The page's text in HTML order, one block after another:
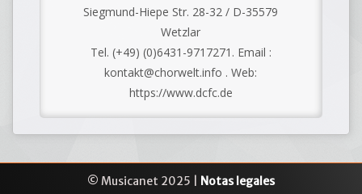
Siegmund-Hiepe Str. 28-32 / D-35579
Wetzlar
Tel. (+49) (0)6431-9717271. Email :
kontakt@chorwelt.info . Web:
https://www.dcfc.de
© Musicanet 2025 | Notas legales